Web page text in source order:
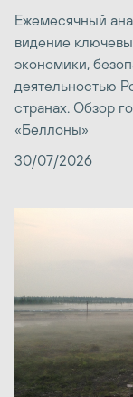
Ежемесячный
видение
экономики,
деятельностью
странах. Обзор
«Беллоны»
30/07/2026